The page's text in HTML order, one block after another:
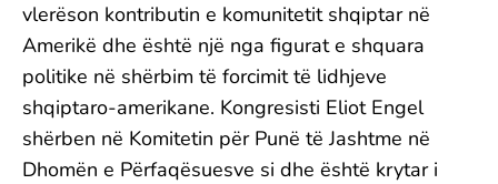
vlerëson kontributin e komunitetit shqiptar në
Amerikë dhe është një nga figurat e shquara
politike në shërbim të forcimit të lidhjeve
shqiptaro-amerikane. Kongresisti Eliot Engel
shërben në Komitetin për Punë të Jashtme në
Dhomën e Përfaqësuesve si dhe është krytar i